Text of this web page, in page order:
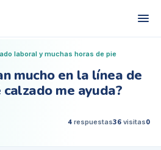
laboral y muchas horas de pie
mucho en la línea de
calzado me ayuda?
4 respuestas36 visitas0